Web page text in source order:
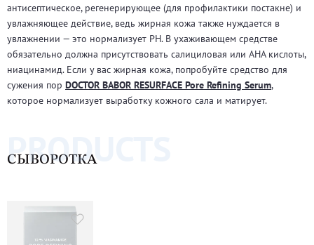
антисептическое, регенерирующее (для профилактики постакне) и
увлажняющее действие, ведь жирная кожа также нуждается в
увлажнении — это нормализует РН. В ухаживающем средстве
обязательно должна присутствовать салициловая или АНА кислоты,
ниацинамид. Если у вас жирная кожа, попробуйте средство для
сужения пор DOCTOR BABOR RESURFACE Pore Refining Serum,
которое нормализует выработку кожного сала и матирует.
PRODUCTS
СЫВОРОТКА